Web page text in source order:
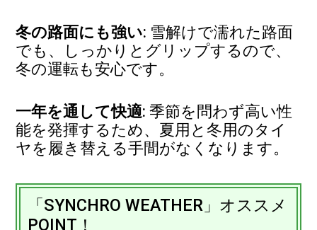
冬の路面にも強い: 雪解けで濡れた路面
でも、しっかりとグリップするので、
冬の運転も安心です。
一年を通して快適: 季節を問わず高い性
能を発揮するため、夏用と冬用のタイ
ヤを履き替える手間がなくなります。
「SYNCHRO WEATHER」オススメ
POINT！